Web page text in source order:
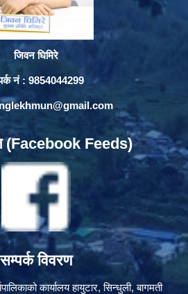
जिवन घिमिरे
नं : 9854044299
Feeds)
सम्पर्क विवरण
कार्यालय हायुटार, सिन्धुली, बागमती